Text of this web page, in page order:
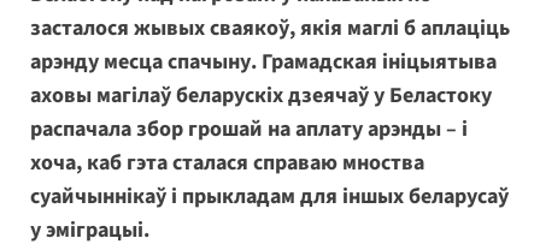
засталося жывых сваякоў, якія маглі б аплаціць
арэнду месца спачыну. Грамадская ініцыятыва
аховы магілаў беларускіх дзеячаў у Беластоку
распачала збор грошай на аплату арэнды – і
хоча, каб гэта сталася справаю мноства
суайчыннікаў і прыкладам для іншых беларусаў
у эміграцыі.